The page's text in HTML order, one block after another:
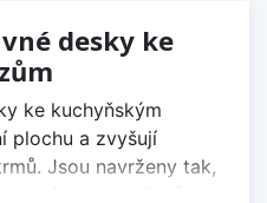
desky ke
ke kuchyňským
plochu a zvyšují
Jsou navrženy tak,